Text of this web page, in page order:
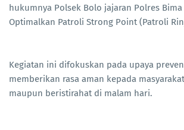
hukumnya Polsek Bolo jajaran Polres
Optimalkan Patroli Strong Point (Patroli
Kegiatan ini difokuskan pada upaya
memberikan rasa aman kepada
maupun beristirahat di malam hari.